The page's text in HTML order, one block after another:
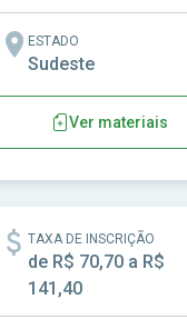
ESTADO
Sudeste
Ver materiais
TAXA DE INSCRIÇÃO
de R$ 70,70 a R$
141,40